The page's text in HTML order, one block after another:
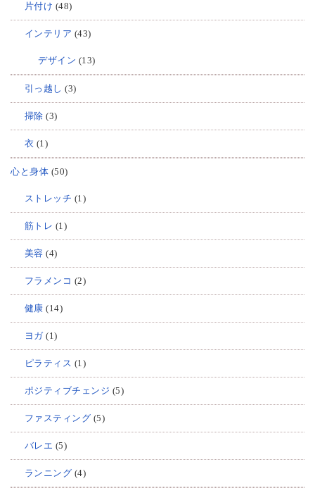
片付け (48)
インテリア (43)
デザイン (13)
引っ越し (3)
掃除 (3)
衣 (1)
心と身体 (50)
ストレッチ (1)
筋トレ (1)
美容 (4)
フラメンコ (2)
健康 (14)
ヨガ(1)
ピラティス (1)
ポジティブチェンジ (5)
ファスティング (5)
バレエ (5)
ランニング (4)